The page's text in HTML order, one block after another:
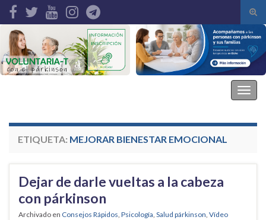
de
Search for:
ETIQUETA: MEJORAR BIENESTAR EMOCIONAL
Dejar de darle vueltas a la cabeza
con párkinson
Archivado en Consejos Rápidos, Psicología, Salud párkinson, Vídeo